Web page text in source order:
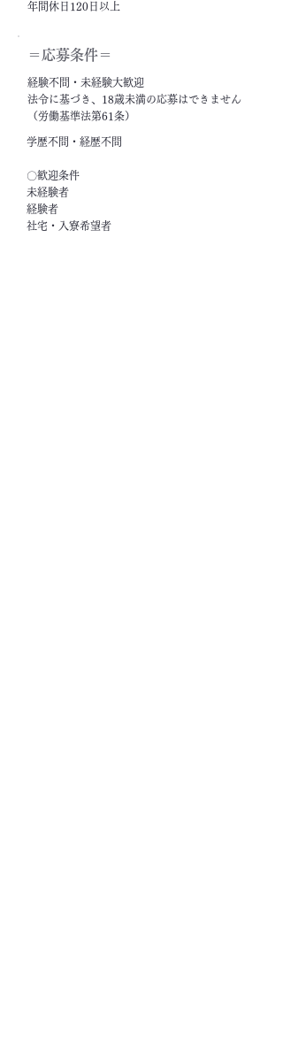
年間休日120日以上
＝応募条件＝
経験不問・未経験大歓迎
法令に基づき、18歳未満の応募はできません
（労働基準法第61条）
学歴不問・経歴不問
〇歓迎条件
未経験者
経験者
社宅・入寮希望者